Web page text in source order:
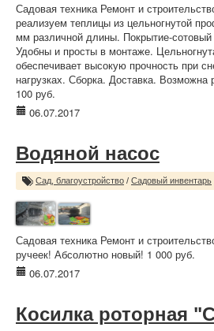
Садовая техника Ремонт и
реализуем теплицы из цельногнутой
мм различной длины. Покрытие-
Удобны и просты в монтаже.
обеспечивает высокую прочность при
нагрузках. Сборка. Доставка. Возможна
100 руб.
06.07.2017
Водяной насос
Сад, благоустройство / Садовый инвентарь
Садовая техника Ремонт и
ручеек! Абсолютно новый! 1 000 руб.
06.07.2017
Косилка роторная